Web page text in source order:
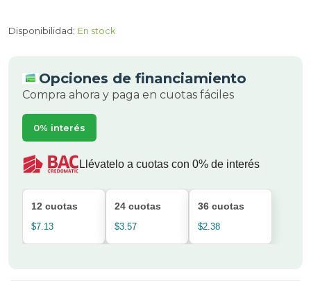
Disponibilidad: En stock
Opciones de financiamiento
Compra ahora y paga en cuotas fáciles
0% interés
Llévatelo a cuotas con 0% de interés
12 cuotas
$7.13
24 cuotas
$3.57
36 cuotas
$2.38